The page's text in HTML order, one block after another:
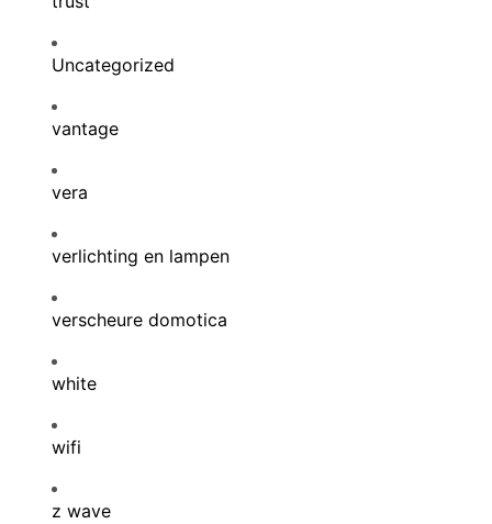
Uncategorized
vantage
vera
verlichting en lampen
verscheure domotica
white
wifi
z wave